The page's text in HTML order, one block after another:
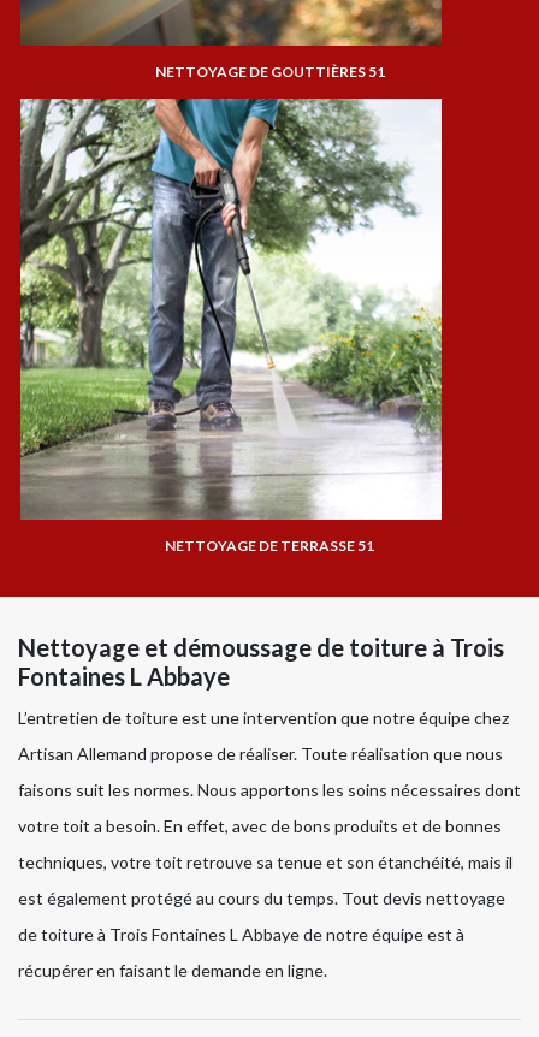
NETTOYAGE DE GOUTTIÈRES 51
NETTOYAGE DE TERRASSE 51
Nettoyage et démoussage de toiture à Trois
Fontaines L Abbaye
L’entretien de toiture est une intervention que notre équipe chez
Artisan Allemand propose de réaliser. Toute réalisation que nous
faisons suit les normes. Nous apportons les soins nécessaires dont
votre toit a besoin. En effet, avec de bons produits et de bonnes
techniques, votre toit retrouve sa tenue et son étanchéité, mais il
est également protégé au cours du temps. Tout devis nettoyage
de toiture à Trois Fontaines L Abbaye de notre équipe est à
récupérer en faisant le demande en ligne.